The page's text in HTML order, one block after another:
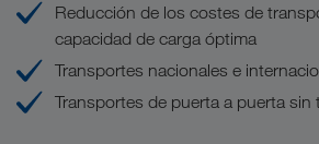
Reducción de los costes de
capacidad de carga óptima
Transportes nacionales e
Transportes de puerta a puerta sin